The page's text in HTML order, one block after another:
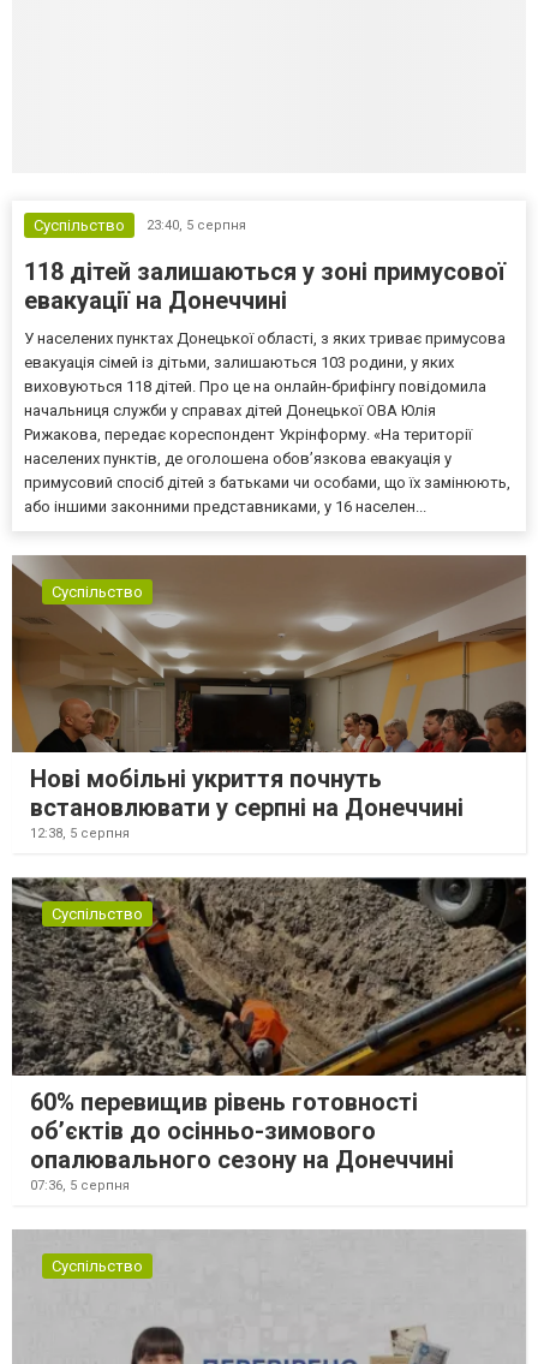
Суспільство 23:40, 5 серпня
118 дітей залишаються у зоні примусової
евакуації на Донеччині
У населених пунктах Донецької області, з яких триває примусова
евакуація сімей із дітьми, залишаються 103 родини, у яких
виховуються 118 дітей. Про це на онлайн-брифінгу повідомила
начальниця служби у справах дітей Донецької ОВА Юлія
Рижакова, передає кореспондент Укрінформу. «На території
населених пунктів, де оголошена обов’язкова евакуація у
примусовий спосіб дітей з батьками чи особами, що їх замінюють,
або іншими законними представниками, у 16 населен...
Суспільство
Нові мобільні укриття почнуть
встановлювати у серпні на Донеччині
12:38, 5 серпня
Суспільство
60% перевищив рівень готовності
об’єктів до осінньо-зимового
опалювального сезону на Донеччині
07:36, 5 серпня
Суспільство